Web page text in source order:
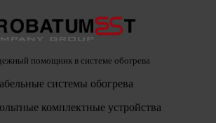
помощник в системе обогрева
системы обогрева
комплектные устройства